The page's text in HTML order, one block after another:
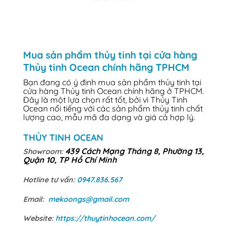
Mua sản phẩm thủy tinh tại cửa hàng
Thủy tinh Ocean chính hãng TPHCM
Bạn đang có ý định mua sản phẩm thủy tinh tại
cửa hàng Thủy tinh Ocean chính hãng ở TPHCM.
Đây là một lựa chọn rất tốt, bởi vì Thủy Tinh
Ocean nổi tiếng với các sản phẩm thủy tinh chất
lượng cao, mẫu mã đa dạng và giá cả hợp lý.
THỦY TINH OCEAN
Showroom: 439 Cách Mạng Tháng 8, Phường 13,
Quận 10, TP Hồ Chí Minh
Hotline tư vấn: 0947.836.567
Email: mekoongs@gmail.com
Website: https://thuytinhocean.com/